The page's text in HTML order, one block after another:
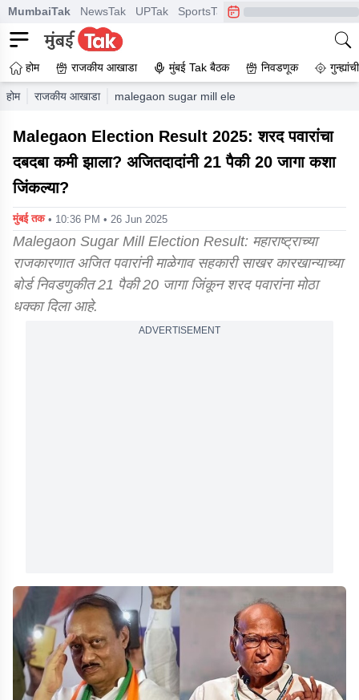
MumbaiTak NewsTak UPTak SportsTak CrimeTak
होम राजकीय आखाडा मुंबई Tak बैठक निवडणूक
होम राजकीय आखाडा malegaon sugar mill election result 2025 has
Malegaon Election Result 2025: शरद पवारांचा
दबदबा कमी झाला? अजितदादांनी 21 पैकी 20 जागा कशा
जिंकल्या?
मुंबई तक • 10:36 PM • 26 Jun 2025
Malegaon Sugar Mill Election Result: महाराष्ट्राच्या
राजकारणात अजित पवारांनी माळेगाव सहकारी साखर कारखान्याच्या
बोर्ड निवडणुकीत 21 पैकी 20 जागा जिंकून शरद पवारांना मोठा
धक्का दिला आहे.
ADVERTISEMENT